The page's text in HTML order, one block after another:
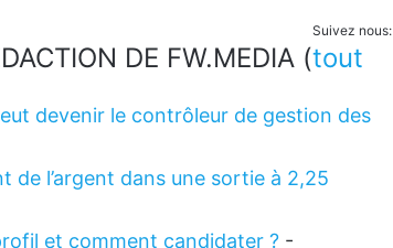
Suivez nous:
DE FW.MEDIA (tout
devenir le contrôleur de gestion des
de l’argent dans une sortie à 2,25
et comment candidater ? -